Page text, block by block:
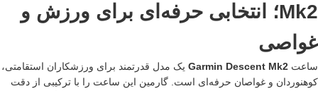
Mk2؛ انتخابی حرفه‌ای برای ورزش و
غواصی
ساعت Garmin Descent Mk2 یک مدل قدرتمند برای ورزشکاران استقامتی،
کوهنوردان و غواصان حرفه‌ای است. گارمین این ساعت را با ترکیبی از دقت